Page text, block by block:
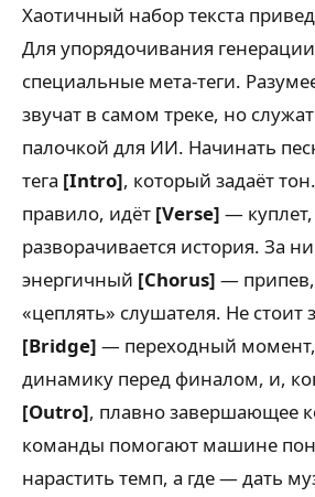
Хаотичный набор текста
Для упорядочивания
специальные мета-теги.
звучат в самом треке, но
палочкой для ИИ. Начинать
тега [Intro], который задаёт
правило, идёт [Verse] — куплет,
разворачивается история. За
энергичный [Chorus] —
«цеплять» слушателя. Не стоит
[Bridge] — переходный
динамику перед финалом, и,
[Outro], плавно завершающее
команды помогают машине
нарастить темп, а где — дать